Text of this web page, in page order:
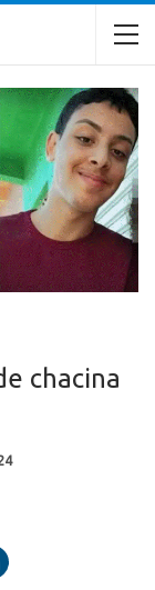
chacina